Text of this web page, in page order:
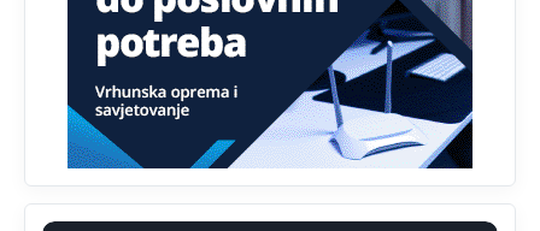
Najveći dio populacije starije od 65 godina uopšte ne
koristi internet, niti ima pristup računarima
Анонимно2818605
11:45
Uvođenje pravila da se umjesto dosadašnjeg znaka "X"
(krstića) kružić ispred kandidata mora u potpunosti
obojiti (popuniti) uvedeno je isključivo zbog tehničkih